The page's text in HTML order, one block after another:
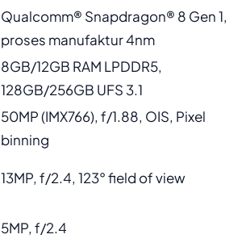
Qualcomm® Snapdragon® 8 Gen 1,
proses manufaktur 4nm
8GB/12GB RAM LPDDR5,
128GB/256GB UFS 3.1
50MP (IMX766), f/1.88, OIS, Pixel
binning
13MP, f/2.4, 123° field of view
5MP, f/2.4